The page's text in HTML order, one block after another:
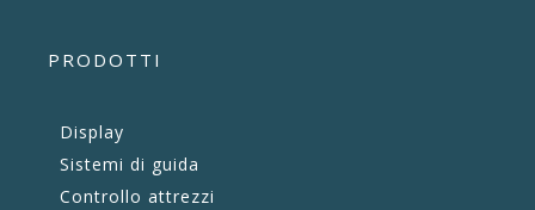
PRODOTTI
Display
Sistemi di guida
Controllo attrezzi